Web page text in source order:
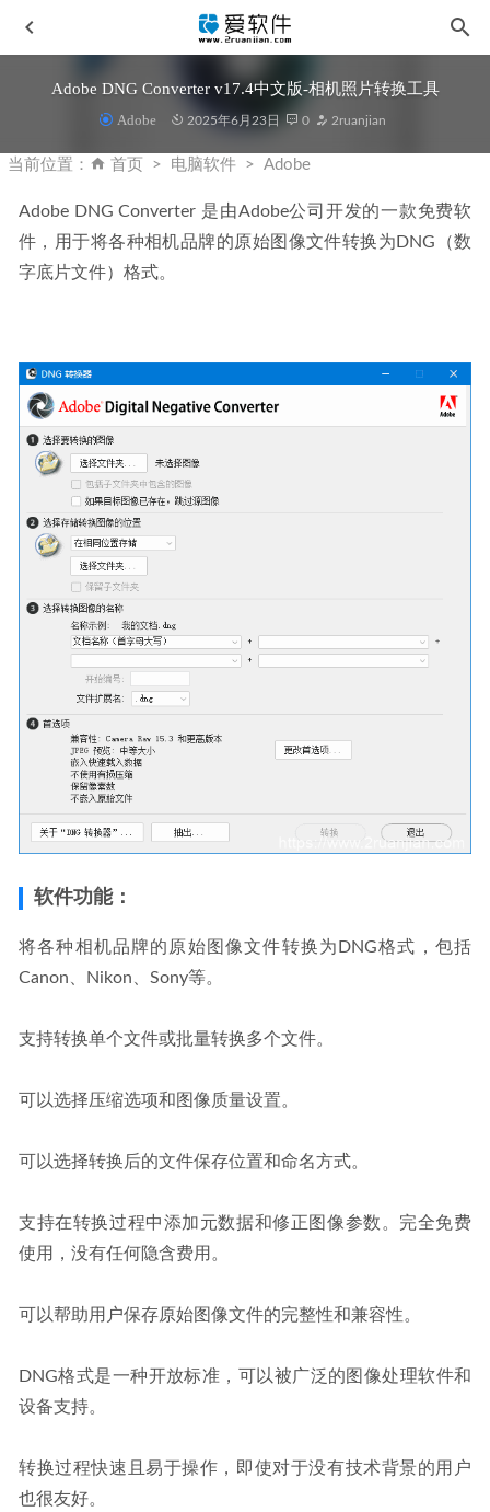
Adobe DNG Converter v17.4中文版-相机照片转换工具
Adobe 2025年6月23日 0 2ruanjian
当前位置： 首页 电脑软件 Adobe
Adobe DNG Converter 是由Adobe公司开发的一款免费软
件，用于将各种相机品牌的原始图像文件转换为DNG（数
字底片文件）格式。
软件功能：
将各种相机品牌的原始图像文件转换为DNG格式，包括
Canon、Nikon、Sony等。
支持转换单个文件或批量转换多个文件。
可以选择压缩选项和图像质量设置。
可以选择转换后的文件保存位置和命名方式。
支持在转换过程中添加元数据和修正图像参数。完全免费
使用，没有任何隐含费用。
可以帮助用户保存原始图像文件的完整性和兼容性。
DNG格式是一种开放标准，可以被广泛的图像处理软件和
设备支持。
转换过程快速且易于操作，即使对于没有技术背景的用户
也很友好。
Adobe Acrobat Pro DC 2025 v25.1.21288 中文激活版
Resolume Arena 7.24.3中文破解版-VJ音频软件 2026-03-01
Radiant Photo 2.0.2.633中文激活版-AI智能照片增强软件
2025-07-08
Adobe Creative Cloud Cleaner Tool v4.3.0.1065绿色版-Adobe
全家桶卸载工具 2026-01-26